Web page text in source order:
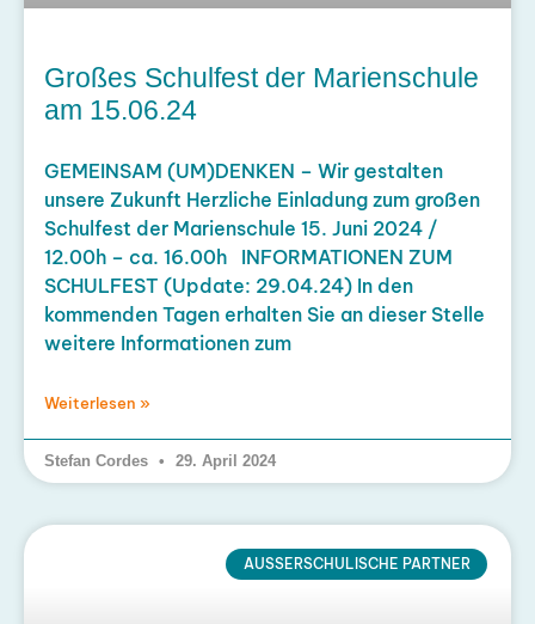
Großes Schulfest der Marienschule
am 15.06.24
GEMEINSAM (UM)DENKEN – Wir gestalten
unsere Zukunft Herzliche Einladung zum großen
Schulfest der Marienschule 15. Juni 2024 /
12.00h – ca. 16.00h INFORMATIONEN ZUM
SCHULFEST (Update: 29.04.24) In den
kommenden Tagen erhalten Sie an dieser Stelle
weitere Informationen zum
Weiterlesen »
Stefan Cordes 29. April 2024
AUSSERSCHULISCHE PARTNER